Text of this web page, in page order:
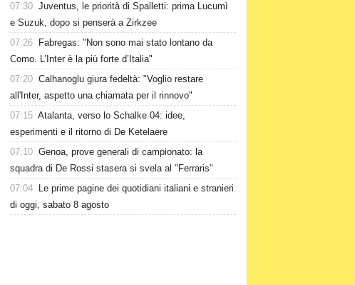
07:30 Juventus, le priorità di Spalletti: prima Lucumì
e Suzuk, dopo si penserà a Zirkzee
07:26
Fabregas: "Non sono mai stato lontano da
Como. L’Inter è la più forte d’Italia"
07:20 Calhanoglu giura fedeltà: "Voglio restare
all'Inter, aspetto una chiamata per il rinnovo"
07:15 Atalanta, verso lo Schalke 04: idee,
esperimenti e il ritorno di De Ketelaere
07:10 Genoa, prove generali di campionato: la
squadra di De Rossi stasera si svela al "Ferraris"
07:04
Le prime pagine dei quotidiani italiani e stranieri
di oggi, sabato 8 agosto